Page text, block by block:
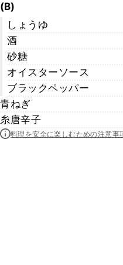
(B)
しょうゆ
酒
砂糖
オイスターソース
ブラックペッパー
青ねぎ
糸唐辛子
料理を安全に楽しむための注意事